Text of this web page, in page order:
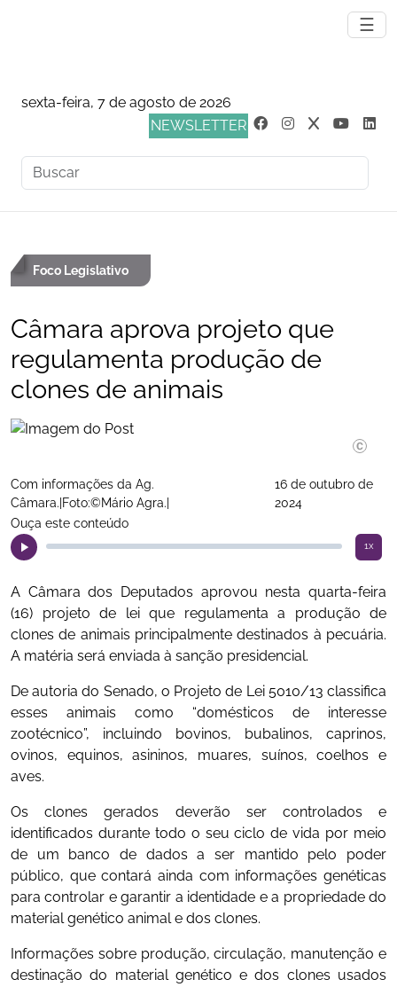
☰
sexta-feira, 7 de agosto de 2026
NEWSLETTER
Foco Legislativo
Câmara aprova projeto que
regulamenta produção de
clones de animais
Com informações da Ag.
Câmara.|Foto:©Mário Agra.|
16 de outubro de
2024
Ouça este conteúdo
1x
A Câmara dos Deputados aprovou nesta quarta-feira
(16) projeto de lei que regulamenta a produção de
clones de animais principalmente destinados à pecuária.
A matéria será enviada à sanção presidencial.
De autoria do Senado, o Projeto de Lei 5010/13 classifica
esses animais como “domésticos de interesse
zootécnico”, incluindo bovinos, bubalinos, caprinos,
ovinos, equinos, asininos, muares, suínos, coelhos e
aves.
Os clones gerados deverão ser controlados e
identificados durante todo o seu ciclo de vida por meio
de um banco de dados a ser mantido pelo poder
público, que contará ainda com informações genéticas
para controlar e garantir a identidade e a propriedade do
material genético animal e dos clones.
Informações sobre produção, circulação, manutenção e
destinação do material genético e dos clones usados